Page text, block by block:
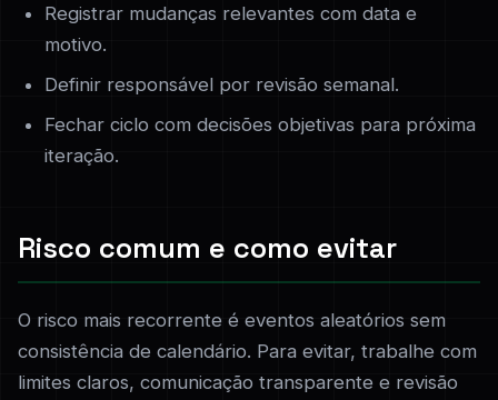
Registrar mudanças relevantes com data e
motivo.
Definir responsável por revisão semanal.
Fechar ciclo com decisões objetivas para próxima
iteração.
Risco comum e como evitar
O risco mais recorrente é eventos aleatórios sem
consistência de calendário. Para evitar, trabalhe com
limites claros, comunicação transparente e revisão